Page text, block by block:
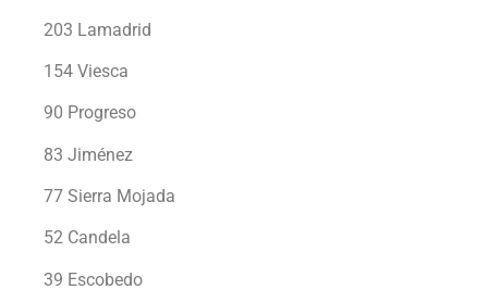
203 Lamadrid
154 Viesca
90 Progreso
83 Jiménez
77 Sierra Mojada
52 Candela
39 Escobedo